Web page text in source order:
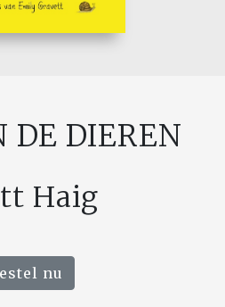
DE DIEREN
Haig
nu